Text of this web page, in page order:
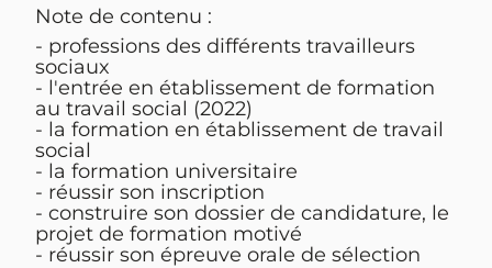
Note de contenu :
- professions des différents travailleurs
sociaux
- l'entrée en établissement de formation
au travail social (2022)
- la formation en établissement de travail
social
- la formation universitaire
- réussir son inscription
- construire son dossier de candidature, le
projet de formation motivé
- réussir son épreuve orale de sélection